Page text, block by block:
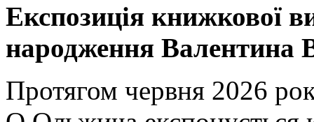
Експозиція книжкової
народження Валентина
Протягом червня 2026